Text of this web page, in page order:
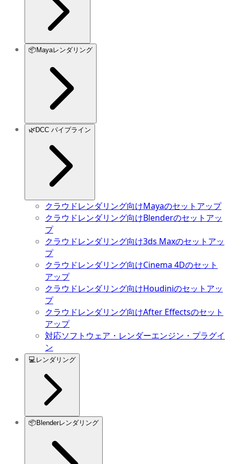
📦 Mayaレンダリング
🌿DCC パイプライン
クラウドレンダリング向けMayaのセットアップ
クラウドレンダリング向けBlenderのセットアッ
プ
クラウドレンダリング向け3ds Maxのセットアッ
プ
クラウドレンダリング向けCinema 4Dのセット
アップ
クラウドレンダリング向けHoudiniのセットアッ
プ
クラウドレンダリング向けAfter Effectsのセット
アップ
対応ソフトウェア・レンダーエンジン・プラグイ
ン
💻 レンダリング
📦 Blenderレンダリング